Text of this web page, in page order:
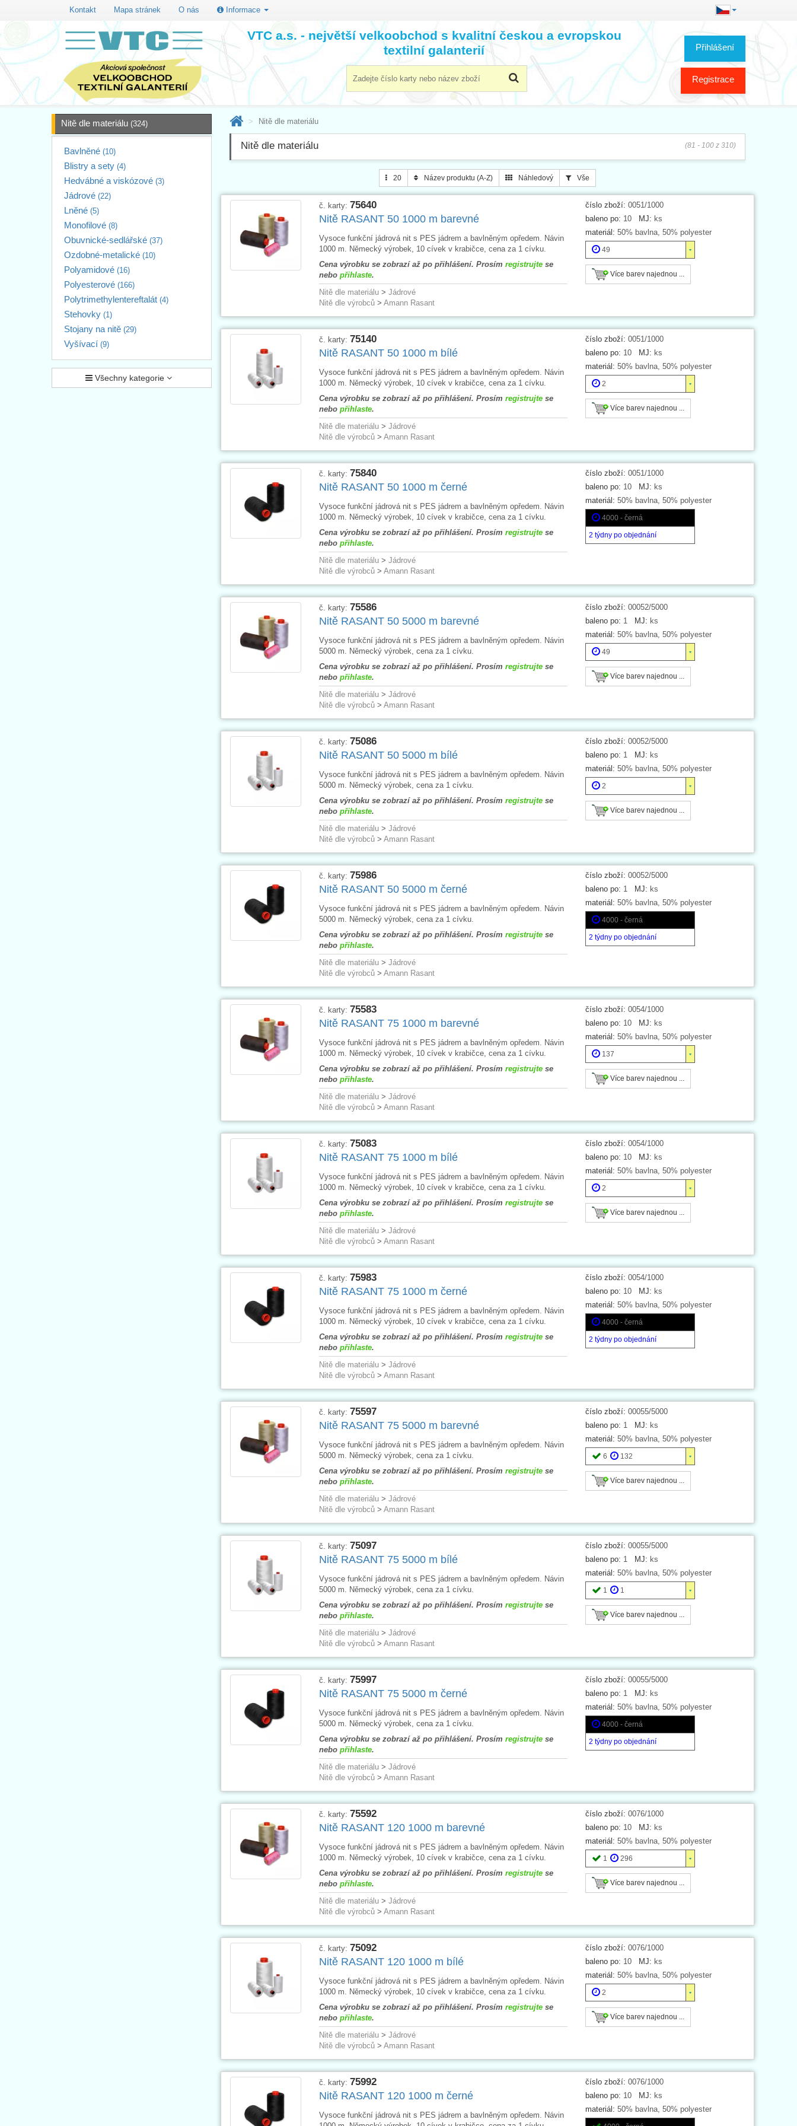
Kontakt Mapa stránek O nás Informace
Přihlášení
Registrace
VTC a.s. - největší velkoobchod s kvalitní českou a evropskou
textilní galanterií
Nitě dle materiálu (324)
Bavlněné (10)
Blistry a sety (4)
Hedvábné a viskózové (3)
Jádrové (22)
Lněné (5)
Monofilové (8)
Obuvnické-sedlářské (37)
Ozdobné-metalické (10)
Polyamidové (16)
Polyesterové (166)
Polytrimethylentereftalát (4)
Stehovky (1)
Stojany na nitě (29)
Vyšívací (9)
Všechny kategorie
Nitě dle materiálu
Nitě dle materiálu (81 - 100 z 310)
20 Název produktu (A-Z) Náhledový Vše
číslo zboží: 0051/1000
baleno po: 10 MJ: ks
materiál: 50% bavlna, 50% polyester
49
Více barev najednou ...
č. karty: 75640
Nitě RASANT 50 1000 m barevné
Vysoce funkční jádrová nit s PES jádrem a bavlněným opředem. Návin
1000 m. Německý výrobek, 10 cívek v krabičce, cena za 1 cívku.
Cena výrobku se zobrazí až po přihlášení. Prosím registrujtese
nebo přihlaste.
Nitě dle materiálu> Jádrové
Nitě dle výrobců> Amann Rasant
číslo zboží: 0051/1000
baleno po: 10 MJ: ks
materiál: 50% bavlna, 50% polyester
2
Více barev najednou ...
č. karty: 75140
Nitě RASANT 50 1000 m bílé
Vysoce funkční jádrová nit s PES jádrem a bavlněným opředem. Návin
1000 m. Německý výrobek, 10 cívek v krabičce, cena za 1 cívku.
Cena výrobku se zobrazí až po přihlášení. Prosím registrujtese
nebo přihlaste.
Nitě dle materiálu> Jádrové
Nitě dle výrobců> Amann Rasant
číslo zboží: 0051/1000
baleno po: 10 MJ: ks
materiál: 50% bavlna, 50% polyester
4000 - černá
2 týdny po objednání
č. karty: 75840
Nitě RASANT 50 1000 m černé
Vysoce funkční jádrová nit s PES jádrem a bavlněným opředem. Návin
1000 m. Německý výrobek, 10 cívek v krabičce, cena za 1 cívku.
Cena výrobku se zobrazí až po přihlášení. Prosím registrujtese
nebo přihlaste.
Nitě dle materiálu> Jádrové
Nitě dle výrobců> Amann Rasant
číslo zboží: 00052/5000
baleno po: 1 MJ: ks
materiál: 50% bavlna, 50% polyester
49
Více barev najednou ...
č. karty: 75586
Nitě RASANT 50 5000 m barevné
Vysoce funkční jádrová nit s PES jádrem a bavlněným opředem. Návin
5000 m. Německý výrobek, cena za 1 cívku.
Cena výrobku se zobrazí až po přihlášení. Prosím registrujtese
nebo přihlaste.
Nitě dle materiálu> Jádrové
Nitě dle výrobců> Amann Rasant
číslo zboží: 00052/5000
baleno po: 1 MJ: ks
materiál: 50% bavlna, 50% polyester
2
Více barev najednou ...
č. karty: 75086
Nitě RASANT 50 5000 m bílé
Vysoce funkční jádrová nit s PES jádrem a bavlněným opředem. Návin
5000 m. Německý výrobek, cena za 1 cívku.
Cena výrobku se zobrazí až po přihlášení. Prosím registrujtese
nebo přihlaste.
Nitě dle materiálu> Jádrové
Nitě dle výrobců> Amann Rasant
číslo zboží: 00052/5000
baleno po: 1 MJ: ks
materiál: 50% bavlna, 50% polyester
4000 - černá
2 týdny po objednání
č. karty: 75986
Nitě RASANT 50 5000 m černé
Vysoce funkční jádrová nit s PES jádrem a bavlněným opředem. Návin
5000 m. Německý výrobek, cena za 1 cívku.
Cena výrobku se zobrazí až po přihlášení. Prosím registrujtese
nebo přihlaste.
Nitě dle materiálu> Jádrové
Nitě dle výrobců> Amann Rasant
číslo zboží: 0054/1000
baleno po: 10 MJ: ks
materiál: 50% bavlna, 50% polyester
137
Více barev najednou ...
č. karty: 75583
Nitě RASANT 75 1000 m barevné
Vysoce funkční jádrová nit s PES jádrem a bavlněným opředem. Návin
1000 m. Německý výrobek, 10 cívek v krabičce, cena za 1 cívku.
Cena výrobku se zobrazí až po přihlášení. Prosím registrujtese
nebo přihlaste.
Nitě dle materiálu> Jádrové
Nitě dle výrobců> Amann Rasant
číslo zboží: 0054/1000
baleno po: 10 MJ: ks
materiál: 50% bavlna, 50% polyester
2
Více barev najednou ...
č. karty: 75083
Nitě RASANT 75 1000 m bílé
Vysoce funkční jádrová nit s PES jádrem a bavlněným opředem. Návin
1000 m. Německý výrobek, 10 cívek v krabičce, cena za 1 cívku.
Cena výrobku se zobrazí až po přihlášení. Prosím registrujtese
nebo přihlaste.
Nitě dle materiálu> Jádrové
Nitě dle výrobců> Amann Rasant
číslo zboží: 0054/1000
baleno po: 10 MJ: ks
materiál: 50% bavlna, 50% polyester
4000 - černá
2 týdny po objednání
č. karty: 75983
Nitě RASANT 75 1000 m černé
Vysoce funkční jádrová nit s PES jádrem a bavlněným opředem. Návin
1000 m. Německý výrobek, 10 cívek v krabičce, cena za 1 cívku.
Cena výrobku se zobrazí až po přihlášení. Prosím registrujtese
nebo přihlaste.
Nitě dle materiálu> Jádrové
Nitě dle výrobců> Amann Rasant
číslo zboží: 00055/5000
baleno po: 1 MJ: ks
materiál: 50% bavlna, 50% polyester
6 132
Více barev najednou ...
č. karty: 75597
Nitě RASANT 75 5000 m barevné
Vysoce funkční jádrová nit s PES jádrem a bavlněným opředem. Návin
5000 m. Německý výrobek, cena za 1 cívku.
Cena výrobku se zobrazí až po přihlášení. Prosím registrujtese
nebo přihlaste.
Nitě dle materiálu> Jádrové
Nitě dle výrobců> Amann Rasant
číslo zboží: 00055/5000
baleno po: 1 MJ: ks
materiál: 50% bavlna, 50% polyester
1 1
Více barev najednou ...
č. karty: 75097
Nitě RASANT 75 5000 m bílé
Vysoce funkční jádrová nit s PES jádrem a bavlněným opředem. Návin
5000 m. Německý výrobek, cena za 1 cívku.
Cena výrobku se zobrazí až po přihlášení. Prosím registrujtese
nebo přihlaste.
Nitě dle materiálu> Jádrové
Nitě dle výrobců> Amann Rasant
číslo zboží: 00055/5000
baleno po: 1 MJ: ks
materiál: 50% bavlna, 50% polyester
4000 - černá
2 týdny po objednání
č. karty: 75997
Nitě RASANT 75 5000 m černé
Vysoce funkční jádrová nit s PES jádrem a bavlněným opředem. Návin
5000 m. Německý výrobek, cena za 1 cívku.
Cena výrobku se zobrazí až po přihlášení. Prosím registrujtese
nebo přihlaste.
Nitě dle materiálu> Jádrové
Nitě dle výrobců> Amann Rasant
číslo zboží: 0076/1000
baleno po: 10 MJ: ks
materiál: 50% bavlna, 50% polyester
1 296
Více barev najednou ...
č. karty: 75592
Nitě RASANT 120 1000 m barevné
Vysoce funkční jádrová nit s PES jádrem a bavlněným opředem. Návin
1000 m. Německý výrobek, 10 cívek v krabičce, cena za 1 cívku.
Cena výrobku se zobrazí až po přihlášení. Prosím registrujtese
nebo přihlaste.
Nitě dle materiálu> Jádrové
Nitě dle výrobců> Amann Rasant
číslo zboží: 0076/1000
baleno po: 10 MJ: ks
materiál: 50% bavlna, 50% polyester
2
Více barev najednou ...
č. karty: 75092
Nitě RASANT 120 1000 m bílé
Vysoce funkční jádrová nit s PES jádrem a bavlněným opředem. Návin
1000 m. Německý výrobek, 10 cívek v krabičce, cena za 1 cívku.
Cena výrobku se zobrazí až po přihlášení. Prosím registrujtese
nebo přihlaste.
Nitě dle materiálu> Jádrové
Nitě dle výrobců> Amann Rasant
číslo zboží: 0076/1000
baleno po: 10 MJ: ks
materiál: 50% bavlna, 50% polyester
č. karty: 75992
Nitě RASANT 120 1000 m černé
Vysoce funkční jádrová nit s PES jádrem a bavlněným opředem. Návin